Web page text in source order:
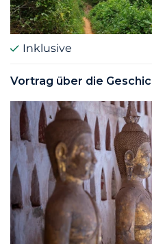
Inklusive
Vortrag über die